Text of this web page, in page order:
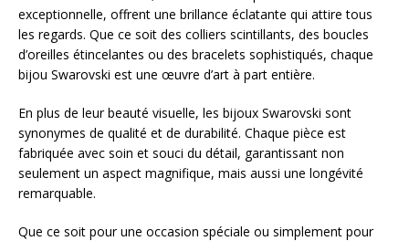
exceptionnelle, offrent une brillance éclatante qui attire tous
les regards. Que ce soit des colliers scintillants, des boucles
d’oreilles étincelantes ou des bracelets sophistiqués, chaque
bijou Swarovski est une œuvre d’art à part entière.
En plus de leur beauté visuelle, les bijoux Swarovski sont
synonymes de qualité et de durabilité. Chaque pièce est
fabriquée avec soin et souci du détail, garantissant non
seulement un aspect magnifique, mais aussi une longévité
remarquable.
Que ce soit pour une occasion spéciale ou simplement pour